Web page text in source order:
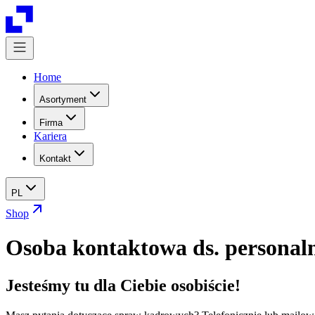
Home
Asortyment
Firma
Kariera
Kontakt
PL
Shop
Osoba kontaktowa ds.
Jesteśmy tu dla Ciebie osobiście!